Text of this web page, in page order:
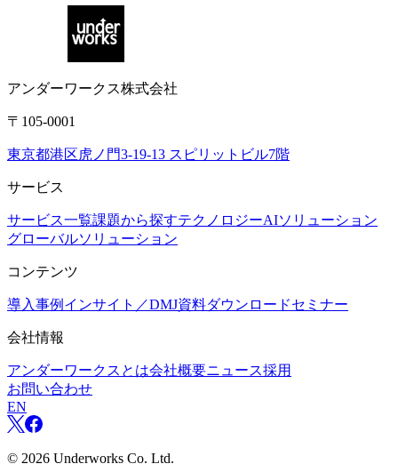
アンダーワークス株式会社
〒105-0001
東京都港区虎ノ門3-19-13 スピリットビル7階
サービス
サービス一覧課題から探すテクノロジーAIソリューション
グローバルソリューション
コンテンツ
導入事例 インサイト／DMJ資料ダウンロードセミナー
会社情報
アンダーワークスとは会社概要ニュース採用
お問い合わせ
EN
© 2026 Underworks Co. Ltd.